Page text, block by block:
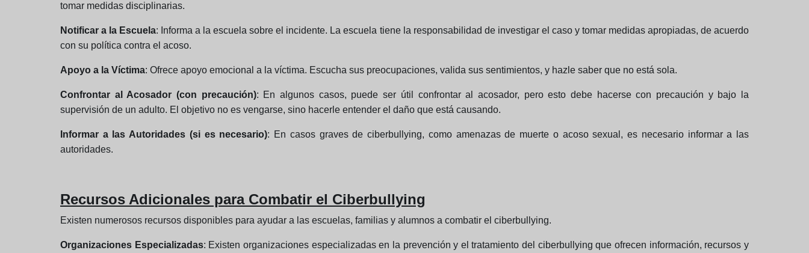
tomar medidas disciplinarias.
Notificar a la Escuela: Informa a la escuela sobre el incidente. La escuela tiene la responsabilidad de investigar el caso y tomar medidas apropiadas, de acuerdo
con su política contra el acoso.
Apoyo a la Víctima: Ofrece apoyo emocional a la víctima. Escucha sus preocupaciones, valida sus sentimientos, y hazle saber que no está sola.
Confrontar al Acosador (con precaución): En algunos casos, puede ser útil confrontar al acosador, pero esto debe hacerse con precaución y bajo la
supervisión de un adulto. El objetivo no es vengarse, sino hacerle entender el daño que está causando.
Informar a las Autoridades (si es necesario): En casos graves de ciberbullying, como amenazas de muerte o acoso sexual, es necesario informar a las
autoridades.
Recursos Adicionales para Combatir el Ciberbullying
Existen numerosos recursos disponibles para ayudar a las escuelas, familias y alumnos a combatir el ciberbullying.
Organizaciones Especializadas: Existen organizaciones especializadas en la prevención y el tratamiento del ciberbullying que ofrecen información, recursos y